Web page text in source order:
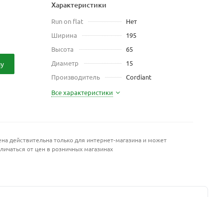
Характеристики
Run on flat
Нет
Ширина
195
Высота
65
Диаметр
15
Производитель
Cordiant
Все характеристики
действительна только для интернет-магазина и может
от цен в розничных магазинах